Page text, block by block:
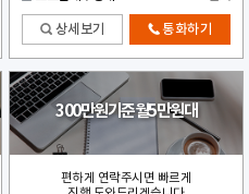
상세보기 통화하기
300만원기준월5만원대
편하게 연락주시면 빠르게